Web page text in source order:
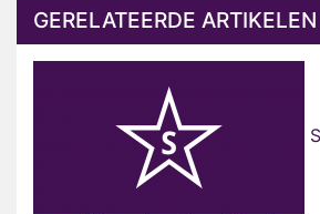
GERELATEERDE ARTIKELEN